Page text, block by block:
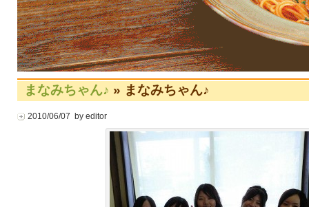
まなみちゃん♪ » まなみちゃん♪
2010/06/07 by editor